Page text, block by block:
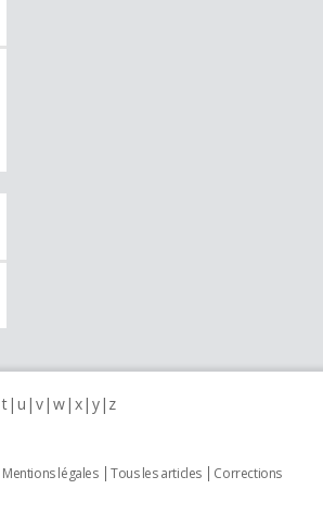
t u v w x y z
Mentions légales Tous les articles
Corrections